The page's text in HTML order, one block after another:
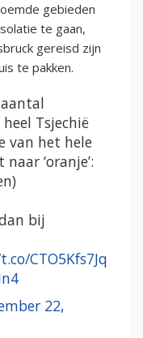
gebieden
te gaan,
gereisd zijn
te pakken.
Tsjechië
van het hele
‘oranje’:
bij
CTO5Kfs7Jq
22,